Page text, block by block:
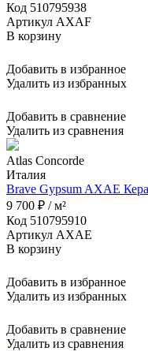
Код 510795938
Артикул AXAF
В корзину
Добавить в избранное
Удалить из избранных
Добавить в сравнение
Удалить из сравнения
Atlas Concorde
Италия
Brave Gypsum AXAE
9 700 ₽ / м²
Код 510795910
Артикул AXAE
В корзину
Добавить в избранное
Удалить из избранных
Добавить в сравнение
Удалить из сравнения